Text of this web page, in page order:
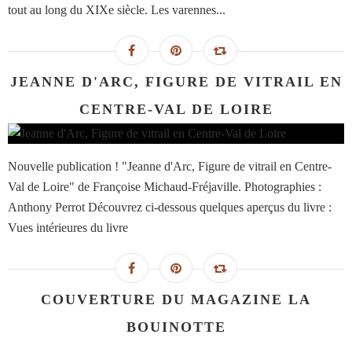
tout au long du XIXe siècle. Les varennes...
JEANNE D'ARC, FIGURE DE VITRAIL EN
CENTRE-VAL DE LOIRE
Nouvelle publication ! "Jeanne d'Arc, Figure de vitrail en Centre-
Val de Loire" de Françoise Michaud-Fréjaville. Photographies :
Anthony Perrot Découvrez ci-dessous quelques aperçus du livre :
Vues intérieures du livre
COUVERTURE DU MAGAZINE LA
BOUINOTTE